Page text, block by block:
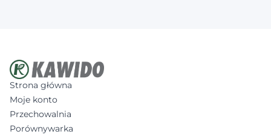
Strona główna
Moje konto
Przechowalnia
Porównywarka